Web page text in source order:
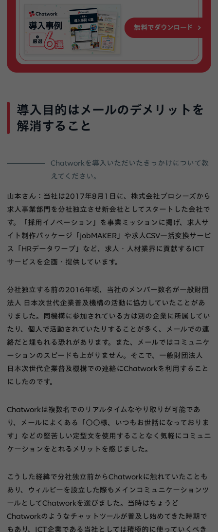
導入目的はメールのデメリットを
解消すること
Chatworkを導入いただいたきっかけについて教
えてください。
山本さん：当社は2017年8月1日に、株式会社プロシーズから
求人事業部門を分社独立させ新会社としてスタートした会社で
す。「採用イノベーション」を事業ミッションに掲げ、求人サ
イト制作パッケージ「jobMAKER」や求人CSV一括変換サービ
ス「HRデータワープ」など、求人・人材業界に貢献するICT
サービスを企画・提供しています。
分社独立する前の2016年頃、当社のメンバー数名が一般財団
法人 日本次世代企業普及機構の活動に協力していたことがあ
りました。同機構に参加されている方は別の企業に所属してい
たり、個人で活動されていたりすることが多く、メールでの連
絡だと埋もれる恐れがあります。また、メールではコミュニケ
ーションのスピードも上がりません。そこで、一般財団法人
日本次世代企業普及機構での連絡にChatworkを利用すること
にしたのです。
Chatworkは複数名でのリアルタイムなやり取りが可能であ
り、メールによくある「○○様、いつもお世話になっておりま
す」などの堅苦しい定型文を使用することなく気軽にコミュニ
ケーションをとれるメリットを感じました。
こうした経緯で分社独立前からChatworkに触れていたことも
あり、ウィルビーを設立した際もメインコミュニケーションツ
ールとしてChatworkを選びました。当時はちょうど
Chatworkのようなチャットツールが普及し始めてきた時期で
もあり、ICT企業である当社としては積極的に使っていくべき